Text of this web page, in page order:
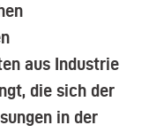
aus Industrie
die sich der
in der